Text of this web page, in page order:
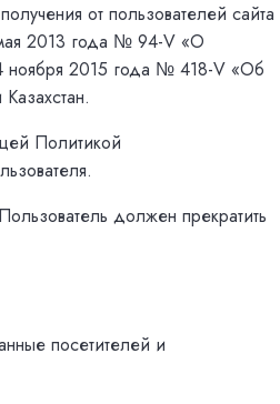
от пользователей сайта
мая 2013 года № 94-V «О
ноября 2015 года № 418-V «Об
Политикой
должен прекратить
посетителей и